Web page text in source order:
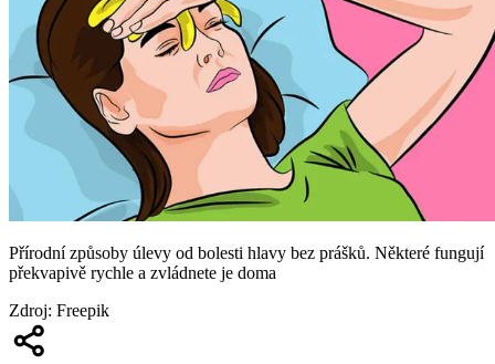
Přírodní způsoby úlevy od bolesti hlavy bez prášků. Některé fungují
překvapivě rychle a zvládnete je doma
Zdroj: Freepik